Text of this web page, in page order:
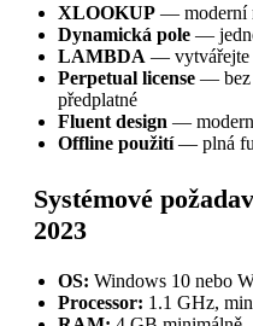
XLOOKUP — moderní
Dynamická pole —
LAMBDA — vytvářejte
Perpetual license — bez
předplatné
Fluent design —
Offline použití— plná
Systémové
2023
OS: Windows 10 nebo
Processor: 1.1 GHz,